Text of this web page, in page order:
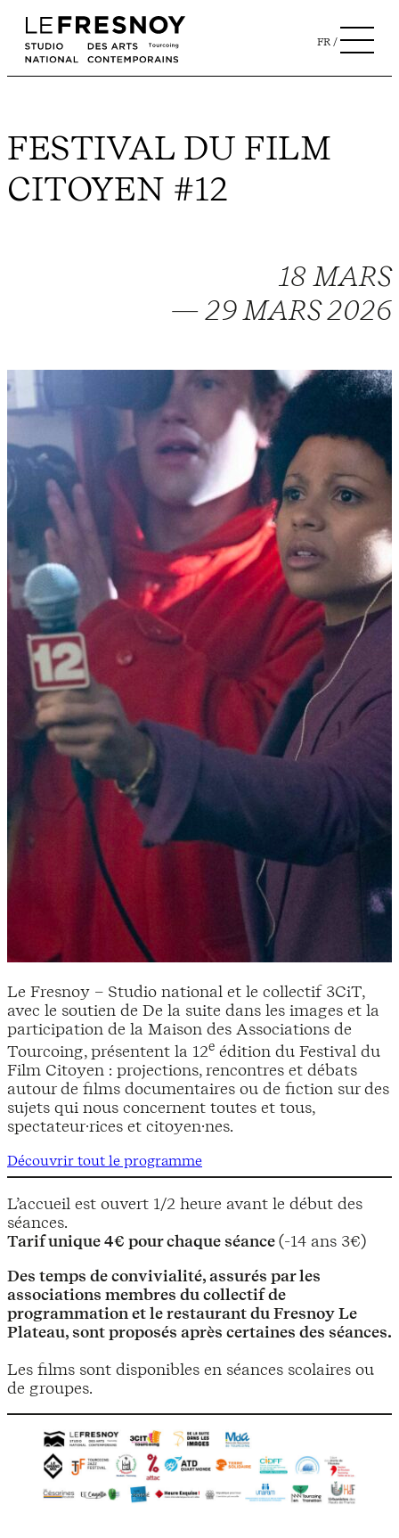
FR
FESTIVAL DU FILM
CITOYEN #12
18 MARS
— 29 MARS 2026
Le Fresnoy – Studio national et le collectif 3CiT,
avec le soutien de De la suite dans les images et la
participation de la Maison des Associations de
Tourcoing, présentent la 12e édition du Festival du
Film Citoyen : projections, rencontres et débats
autour de films documentaires ou de fiction sur des
sujets qui nous concernent toutes et tous,
spectateur·rices et citoyen·nes.
Découvrir tout le programme
L’accueil est ouvert 1/2 heure avant le début des
séances.
Tarif unique 4€ pour chaque séance(-14 ans 3€)
Des temps de convivialité, assurés par les
associations membres du collectif de
programmation et le restaurant du Fresnoy Le
Plateau, sont proposés après certaines des séances.
Les films sont disponibles en séances scolaires ou
de groupes.